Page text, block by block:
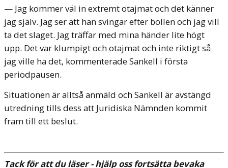
— Jag kommer väl in extremt otajmat och det känner
jag själv. Jag ser att han svingar efter bollen och jag vill
ta det slaget. Jag träffar med mina händer lite högt
upp. Det var klumpigt och otajmat och inte riktigt så
jag ville ha det, kommenterade Sankell i första
periodpausen.
Situationen är alltså anmäld och Sankell är avstängd
utredning tills dess att Juridiska Nämnden kommit
fram till ett beslut.
Tack för att du läser - hjälp oss fortsätta bevaka